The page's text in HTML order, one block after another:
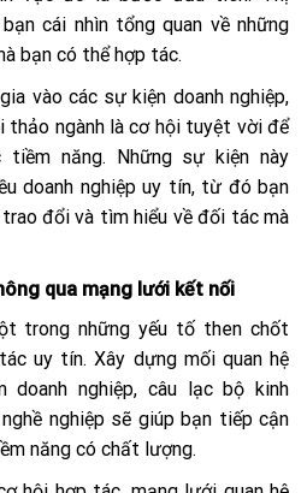
cái nhìn tổng quan về những
bạn có thể hợp tác.
vào các sự kiện doanh nghiệp,
thảo ngành là cơ hội tuyệt vời để
năng. Những sự kiện này
doanh nghiệp uy tín, từ đó bạn
đổi và tìm hiểu về đối tác mà
qua mạng lưới kết nối
trong những yếu tố then chốt
uy tín. Xây dựng mối quan hệ
doanh nghiệp, câu lạc bộ kinh
nghiệp sẽ giúp bạn tiếp cận
năng có chất lượng.